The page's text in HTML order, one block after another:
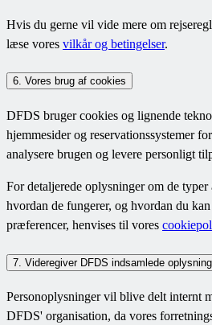
Hvis du gerne vil vide mere om
læse vores vilkår og betingelser.
6. Vores brug af cookies
DFDS bruger cookies og lignende
hjemmesider og reservationssystemer
analysere brugen og levere personligt
For detaljerede oplysninger om de
hvordan de fungerer, og hvordan du
præferencer, henvises til vores
7. Videregiver DFDS indsamlede
Personoplysninger vil blive delt internt
DFDS' organisation, da vores